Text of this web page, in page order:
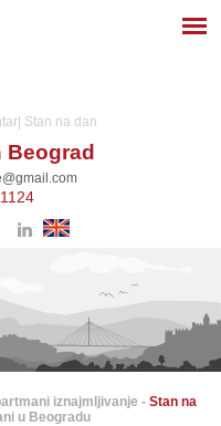
Stan na dan
Beograd
iznajmljivanje -Stan na
u Beogradu